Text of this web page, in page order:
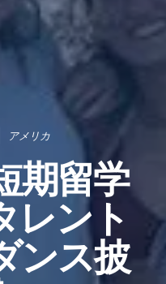
アメリカ
期留学
ント
ンス披